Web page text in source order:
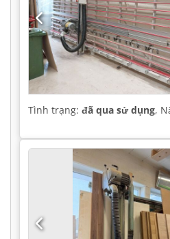
Tình trạng: đã qua sử dụng,